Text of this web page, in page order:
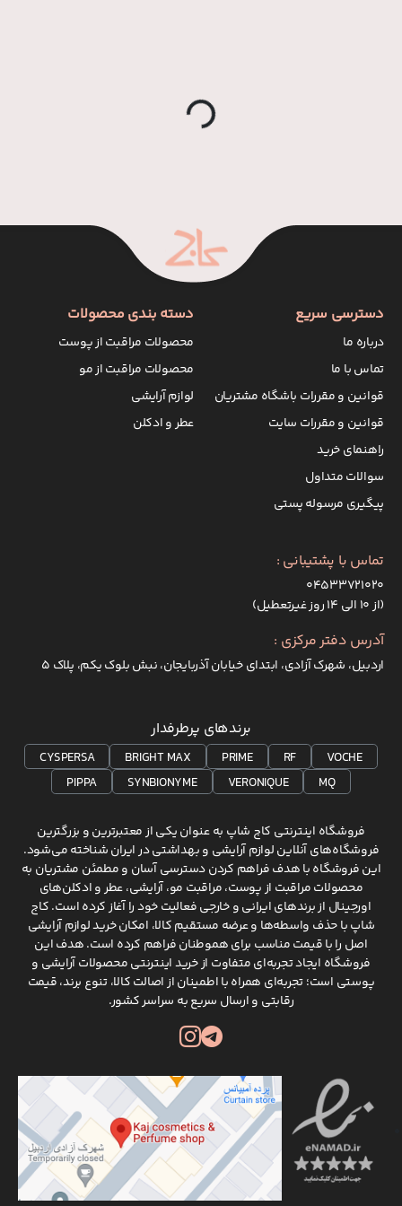
Lo
...
دسترسی سریع
درباره ما
تماس با ما
قوانین و مقررات باشگاه مشتریان
قوانین و مقررات سایت
راهنمای خرید
سوالات متداول
پیگیری مرسوله پستی
دسته بندی محصولات
محصولات مراقبت از پوست
محصولات مراقبت از مو
لوازم آرایشی
عطر و ادکلن
تماس با پشتیبانی :
۰۴۵۳۳۷۲۱۰۲۰
(از ۱۰ الی ۱۴ روز غیرتعطیل)
آدرس دفتر مرکزی :
اردبیل، شهرک آزادی، ابتدای خیابان آذربایجان، نبش بلوک یکم، پلاک 5
برندهای پرطرفدار
VOCHE
RF
PRIME
BRIGHT MAX
CYSPERSA
MQ
VERONIQUE
SYNBIONYME
PIPPA
فروشگاه اینترنتی کاج شاپ به عنوان یکی از معتبرترین و بزرگترین
فروشگاه‌های آنلاین لوازم آرایشی و بهداشتی در ایران شناخته می‌شود.
این فروشگاه با هدف فراهم کردن دسترسی آسان و مطمئن مشتریان به
محصولات مراقبت از پوست، مراقبت مو، آرایشی، عطر و ادکلن‌های
اورجینال از برندهای ایرانی و خارجی فعالیت خود را آغاز کرده است. کاج
شاپ با حذف واسطه‌ها و عرضه مستقیم کالا، امکان خرید لوازم آرایشی
اصل را با قیمت مناسب برای هموطنان فراهم کرده است. هدف این
فروشگاه ایجاد تجربه‌ای متفاوت از خرید اینترنتی محصولات آرایشی و
پوستی است؛ تجربه‌ای همراه با اطمینان از اصالت کالا، تنوع برند، قیمت
رقابتی و ارسال سریع به سراسر کشور.